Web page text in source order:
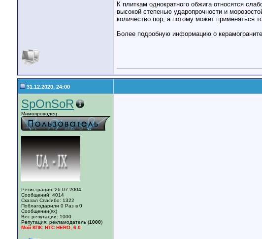
К плиткам однократного обжига относятся
высокой степенью ударопрочности и
количество пор, а потому может применяться
Более подробную информацию о
31.12.2020, 24:00
SpOnSoR
Мимопроходец
Регистрация: 26.07.2004
Сообщений: 4014
Сказал Спасибо: 1322
Поблагодарили 0 Раз в 0
Сообщении(ях)
Вес репутации: 1000
Репутация: рекламодатель (1000)
Мой КПК: HTC HERO, 6.0